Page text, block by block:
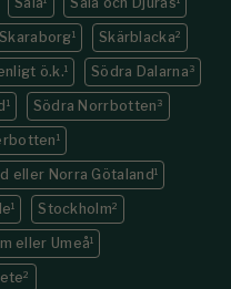
Skaraborg1 Skärblacka2
ö.k.1 Södra Dalarna 3
1 Södra Norrbotten 3
1
eller Norra Götaland 1
1 Stockholm2
eller Umeå1
2